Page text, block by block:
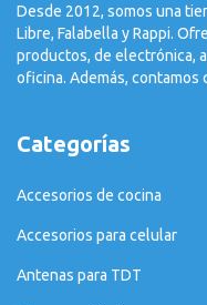
Desde 2012, somos una
Libre, Falabella y Rappi.
productos, de electrónica,
oficina. Además, contamos
Categorías
Accesorios de cocina
Accesorios para celular
Antenas para TDT